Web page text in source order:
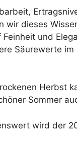
wir dieses
und
Säurewerte
Herbst
Sommer
wird der